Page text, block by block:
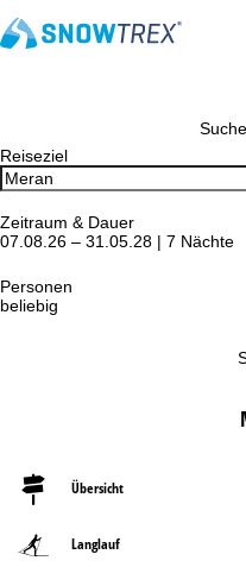
Reiseziel
Zeitraum & Dauer
07.08.26 – 31.05.28 | 7 Nächte
Personen
beliebig
Übersicht
Langlauf